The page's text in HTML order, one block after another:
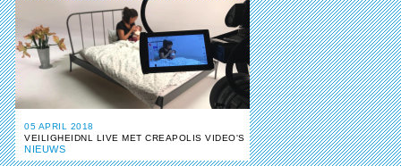
05 APRIL 2018
VEILIGHEIDNL LIVE MET CREAPOLIS VIDEO'S
NIEUWS